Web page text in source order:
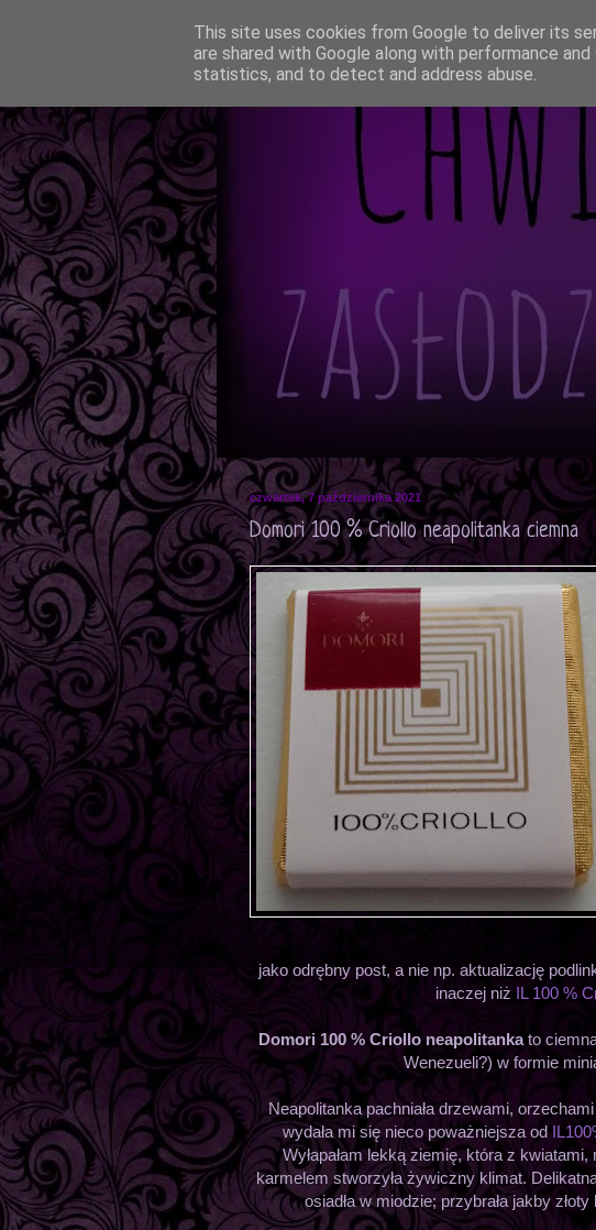
czwartek, 7 października 2021
Domori 100 % Criollo neapolitanka ciemna
jako odrębny post, a nie np. aktualizację
inaczej niż IL 100 %
Domori 100 % Criollo neapolitankato
Wenezueli?) w formie
Neapolitanka pachniała drzewami,
wydała mi się nieco poważniejsza od
Wyłapałam lekką ziemię, która z kwiatami,
karmelem stworzyła żywiczny klimat.
osiadła w miodzie; przybrała jakby złoty
This site uses cookies from Google to deliver its
are shared with Google along with performance
statistics, and to detect and address abuse.